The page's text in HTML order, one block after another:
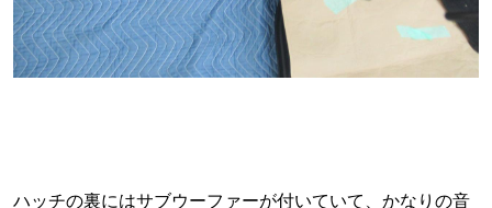
ハッチの裏にはサブウーファーが付いていて、かなりの音